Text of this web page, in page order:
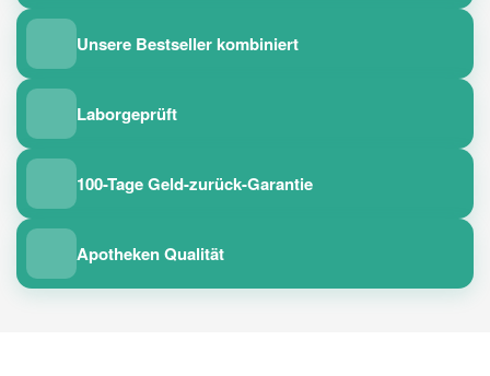
Unsere Bestseller kombiniert
Laborgeprüft
100-Tage Geld-zurück-Garantie
Apotheken Qualität